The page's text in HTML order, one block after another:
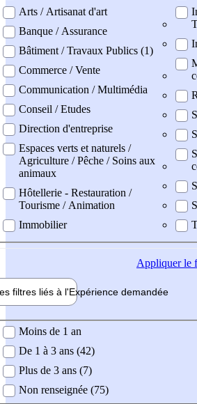
Arts / Artisanat d'art
Banque / Assurance
Bâtiment / Travaux Publics (1)
Commerce / Vente
Communication / Multimédia
Conseil / Etudes
Direction d'entreprise
Espaces verts et naturels /
Agriculture / Pêche / Soins aux
animaux
Hôtellerie - Restauration /
Tourisme / Animation
Immobilier
Appliquerle
filtres liés à l'Expérience demandée
demandée
Moins de 1 an
De 1 à 3 ans (42)
Plus de 3 ans (7)
Non renseignée (75)